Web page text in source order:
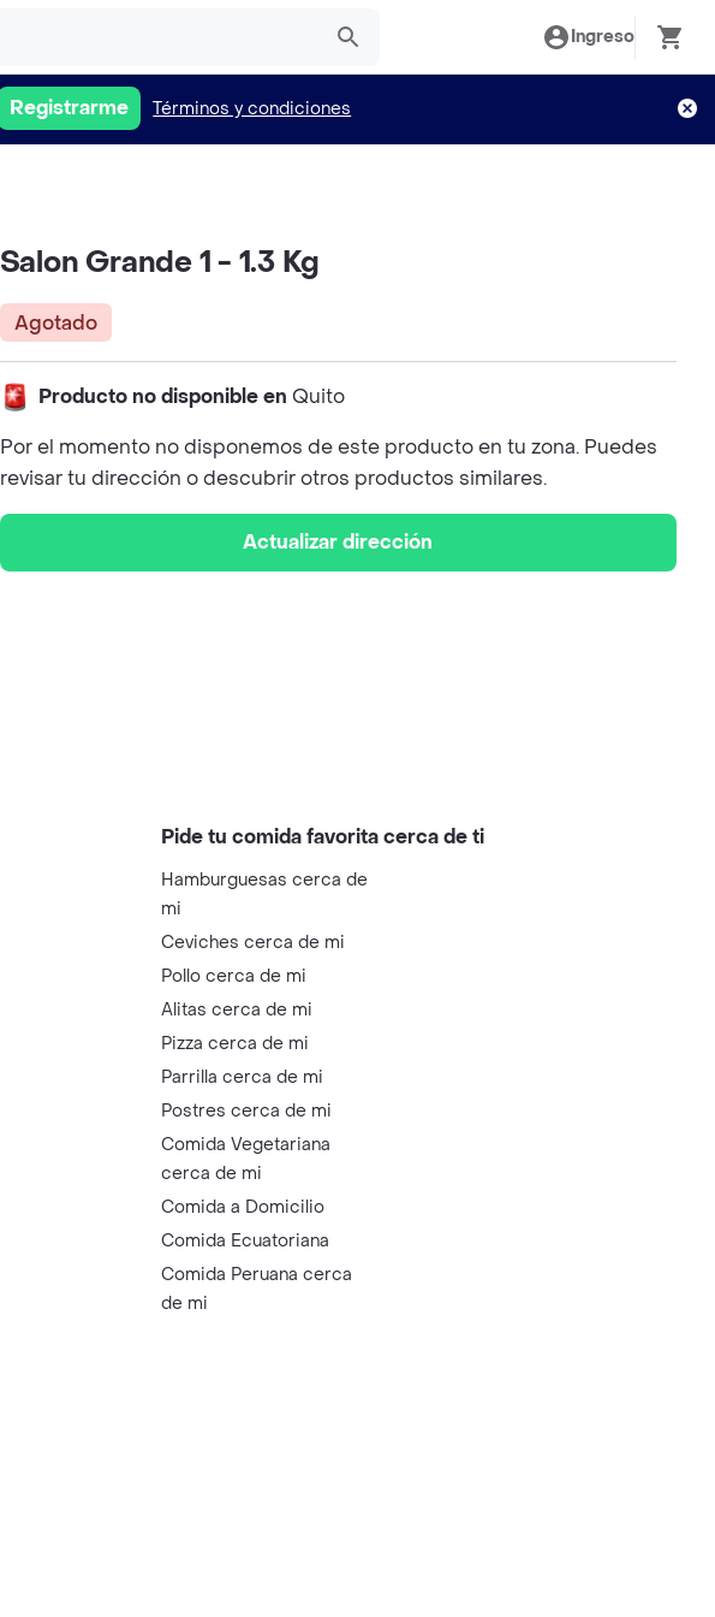
Ingreso
Registrarme Términos y condiciones
Salon Grande 1 - 1.3 Kg
Agotado
Producto no disponible en Quito
Por el momento no disponemos de este producto en tu zona. Puedes
revisar tu dirección o descubrir otros productos similares.
Actualizar dirección
Pide tu comida favorita cerca de ti
Hamburguesas cerca de
mi
Ceviches cerca de mi
Pollo cerca de mi
Alitas cerca de mi
Pizza cerca de mi
Parrilla cerca de mi
Postres cerca de mi
Comida Vegetariana
cerca de mi
Comida a Domicilio
Comida Ecuatoriana
Comida Peruana cerca
de mi